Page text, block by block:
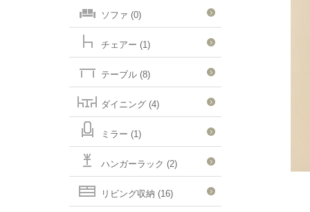
ソファ (0)
チェアー (1)
テーブル (8)
ダイニング (4)
ミラー (1)
ハンガーラック (2)
リビング収納 (16)